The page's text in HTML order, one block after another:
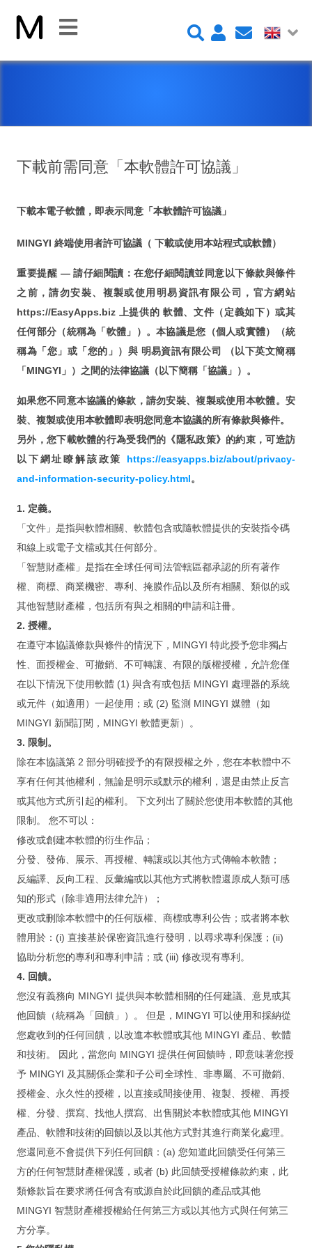
CLOSE
新 Claris FileMaker 2023
FileMaker Go
FileMaker Pro Advanced
次要版本已解決的問題
FileMaker Pro 規格能力
FileMaker Docs
Trial and Patch
Get a Quote
Online Help
Learn
Customer Stories
Corporate Training
Training Request
Projects
Our Showcases
FileMaker Custom Development
App Custom Development
Problems & Resolution
Inquiry
Showcases
From FileMaker 3.0 to 17
From FileMaker 3.0 to 17
Questionnaire System
IPQC / OQA App
Document System
新 FileMaker 訓練營含軟體
FileMaker 遠端免費諮詢與解決
硬體 x 軟體 x 教學 x 遠端維護
購買遠端維護(年)
下載前需同意「本軟體許可協議」
下載本電子軟體，即表示同意「本軟體許可協議」
MINGYI 終端使用者許可協議（ 下載或使用本站程式或軟體）
重要提醒 — 請仔細閱讀：在您仔細閱讀並同意以下條款與條件
之前，請勿安裝、複製或使用明易資訊有限公司，官方網站
https://EasyApps.biz 上提供的 軟體、文件（定義如下）或其
任何部分（統稱為「軟體」）。本協議是您（個人或實體）（統
稱為「您」或「您的」）與 明易資訊有限公司 （以下英文簡稱
「MINGYI」）之間的法律協議（以下簡稱「協議」）。
如果您不同意本協議的條款，請勿安裝、複製或使用本軟體。安
裝、複製或使用本軟體即表明您同意本協議的所有條款與條件。
另外，您下載軟體的行為受我們的《隱私政策》的約束，可造訪
以下網址瞭解該政策 https://easyapps.biz/about/privacy-
and-information-security-policy.html。
1. 定義。
「文件」是指與軟體相關、軟體包含或隨軟體提供的安裝指令碼
和線上或電子文檔或其任何部分。
「智慧財產權」是指在全球任何司法管轄區都承認的所有著作
權、商標、商業機密、專利、掩膜作品以及所有相關、類似的或
其他智慧財產權，包括所有與之相關的申請和註冊。
2. 授權。
在遵守本協議條款與條件的情況下，MINGYI 特此授予您非獨占
性、面授權金、可撤銷、不可轉讓、有限的版權授權，允許您僅
在以下情況下使用軟體 (1) 與含有或包括 MINGYI 處理器的系統
或元件（如適用）一起使用；或 (2) 監測 MINGYI 媒體（如
MINGYI 新聞訂閱，MINGYI 軟體更新）。
3. 限制。
除在本協議第 2 部分明確授予的有限授權之外，您在本軟體中不
享有任何其他權利，無論是明示或默示的權利，還是由禁止反言
或其他方式所引起的權利。 下文列出了關於您使用本軟體的其他
限制。 您不可以：
修改或創建本軟體的衍生作品；
分發、發佈、展示、再授權、轉讓或以其他方式傳輸本軟體；
反編譯、反向工程、反彙編或以其他方式將軟體還原成人類可感
知的形式（除非適用法律允許）；
更改或刪除本軟體中的任何版權、商標或專利公告；或者將本軟
體用於：(i) 直接基於保密資訊進行發明，以尋求專利保護；(ii)
協助分析您的專利和專利申請；或 (iii) 修改現有專利。
4. 回饋。
您沒有義務向 MINGYI 提供與本軟體相關的任何建議、意見或其
他回饋（統稱為「回饋」）。 但是，MINGYI 可以使用和採納從
您處收到的任何回饋，以改進本軟體或其他 MINGYI 產品、軟體
和技術。 因此，當您向 MINGYI 提供任何回饋時，即意味著您授
予 MINGYI 及其關係企業和子公司全球性、非專屬、不可撤銷、
授權金、永久性的授權，以直接或間接使用、複製、授權、再授
權、分發、撰寫、找他人撰寫、出售關於本軟體或其他 MINGYI
產品、軟體和技術的回饋以及以其他方式對其進行商業化處理。
您還同意不會提供下列任何回饋：(a) 您知道此回饋受任何第三
方的任何智慧財產權保護，或者 (b) 此回饋受授權條款約束，此
類條款旨在要求將任何含有或源自於此回饋的產品或其他
MINGYI 智慧財產權授權給任何第三方或以其他方式與任何第三
方分享。